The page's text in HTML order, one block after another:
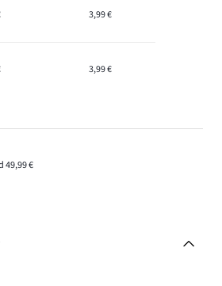
3,99 €
3,99 €
49,99 €